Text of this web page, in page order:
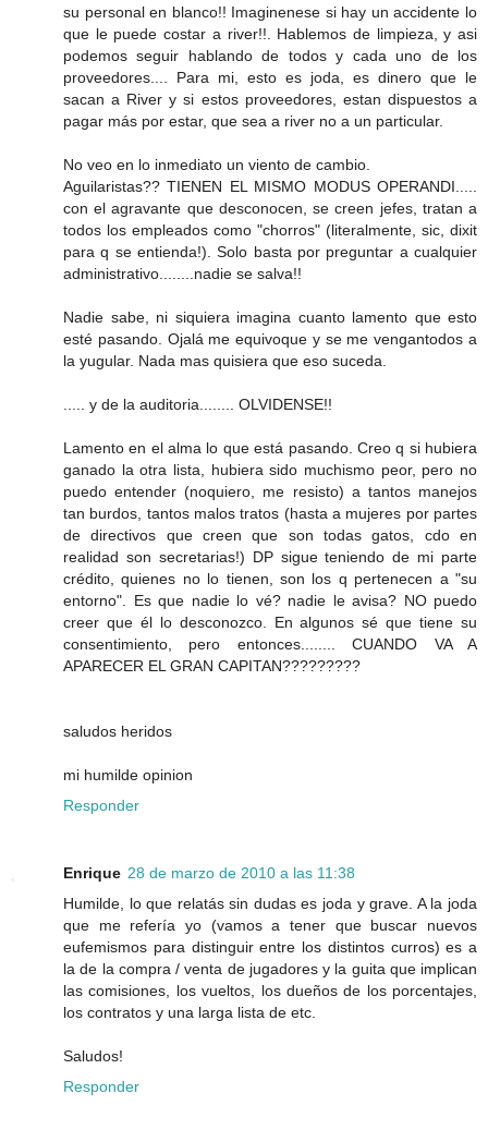
su personal en blanco!! Imaginenese si hay un accidente lo
que le puede costar a river!!. Hablemos de limpieza, y asi
podemos seguir hablando de todos y cada uno de los
proveedores.... Para mi, esto es joda, es dinero que le
sacan a River y si estos proveedores, estan dispuestos a
pagar más por estar, que sea a river no a un particular.
No veo en lo inmediato un viento de cambio.
Aguilaristas?? TIENEN EL MISMO MODUS OPERANDI.....
con el agravante que desconocen, se creen jefes, tratan a
todos los empleados como "chorros" (literalmente, sic, dixit
para q se entienda!). Solo basta por preguntar a cualquier
administrativo........nadie se salva!!
Nadie sabe, ni siquiera imagina cuanto lamento que esto
esté pasando. Ojalá me equivoque y se me vengantodos a
la yugular. Nada mas quisiera que eso suceda.
..... y de la auditoria........ OLVIDENSE!!
Lamento en el alma lo que está pasando. Creo q si hubiera
ganado la otra lista, hubiera sido muchismo peor, pero no
puedo entender (noquiero, me resisto) a tantos manejos
tan burdos, tantos malos tratos (hasta a mujeres por partes
de directivos que creen que son todas gatos, cdo en
realidad son secretarias!) DP sigue teniendo de mi parte
crédito, quienes no lo tienen, son los q pertenecen a "su
entorno". Es que nadie lo vé? nadie le avisa? NO puedo
creer que él lo desconozco. En algunos sé que tiene su
consentimiento, pero entonces........ CUANDO VA A
APARECER EL GRAN CAPITAN?????????
saludos heridos
mi humilde opinion
Responder
Enrique 28 de marzo de 2010 a las 11:38
Humilde, lo que relatás sin dudas es joda y grave. A la joda
que me refería yo (vamos a tener que buscar nuevos
eufemismos para distinguir entre los distintos curros) es a
la de la compra / venta de jugadores y la guita que implican
las comisiones, los vueltos, los dueños de los porcentajes,
los contratos y una larga lista de etc.
Saludos!
Responder